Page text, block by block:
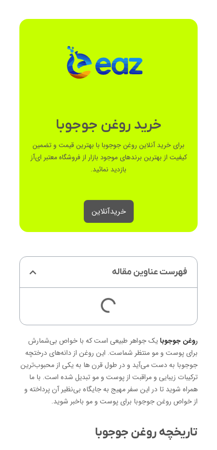
خرید روغن جوجوبا
برای خرید آنلاین روغن جوجوبا با بهترین قیمت و تضمین
کیفیت از بهترین برندهای موجود بازار از فروشگاه معتبر ای‌آز
بازدید نمائید.
خرید‌آنلاین
فهرست عناوین مقاله
روغن جوجوبایک جواهر طبیعی است که با خواص بی‌شمارش
برای پوست و مو منتظر شماست. این روغن از دانه‌های درختچه
جوجوبا به دست می‌آید و در طول قرن ها به یکی از محبوب‌ترین
ترکیبات زیبایی و مراقبت از پوست و مو تبدیل شده است. با ما
همراه شوید تا در این سفر مهیج به جایگاه بی‌نظیر آن پرداخته و
از خواص روغن جوجوبا برای پوست و مو باخبر شوید.
تاریخچه روغن جوجوبا